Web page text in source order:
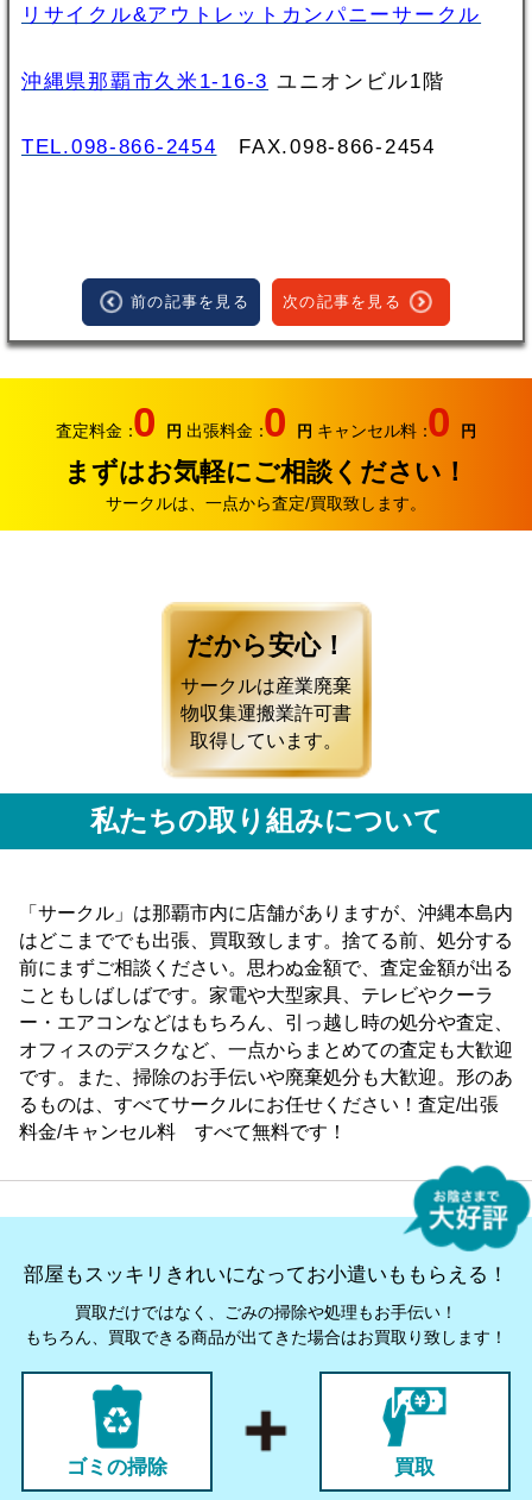
リサイクル&アウトレットカンパニーサークル
沖縄県那覇市久米1-16-3 ユニオンビル1階
TEL.098-866-2454 FAX.098‐866‐2454
前の記事を見る 次の記事を見る
査定料金：0 円 出張料金：0 円 キャンセル料：0 円
まずはお気軽にご相談ください！
サークルは、一点から査定/買取致します。
だから安心！
サークルは産業廃棄
物収集運搬業許可書
取得しています。
私たちの取り組みについて
「サークル」は那覇市内に店舗がありますが、沖縄本島内
はどこまででも出張、買取致します。捨てる前、処分する
前にまずご相談ください。思わぬ金額で、査定金額が出る
こともしばしばです。家電や大型家具、テレビやクーラ
ー・エアコンなどはもちろん、引っ越し時の処分や査定、
オフィスのデスクなど、一点からまとめての査定も大歓迎
です。また、掃除のお手伝いや廃棄処分も大歓迎。形のあ
るものは、すべてサークルにお任せください！査定/出張
料金/キャンセル料 すべて無料です！
部屋もスッキリきれいになってお小遣いももらえる！
買取だけではなく、ごみの掃除や処理もお手伝い！
もちろん、買取できる商品が出てきた場合はお買取り致します！
ゴミの掃除 買取